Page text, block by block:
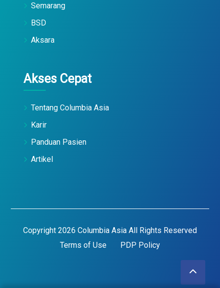
Semarang
BSD
Aksara
Akses Cepat
Tentang Columbia Asia
Karir
Panduan Pasien
Artikel
Copyright 2026 Columbia Asia All Rights Reserved
Terms of Use
PDP Policy